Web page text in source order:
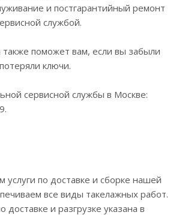
и постгарантийный ремонт
службой.
также поможет вам, если вы забыли
ключи.
сервисной службы в Москве:
услуги по доставке и сборке нашей
все виды такелажных работ.
доставке и разгрузке указана в